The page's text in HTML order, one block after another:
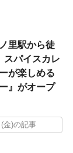
里駅から徒
スパイスカレ
が楽しめる
』がオープ
金)の記事